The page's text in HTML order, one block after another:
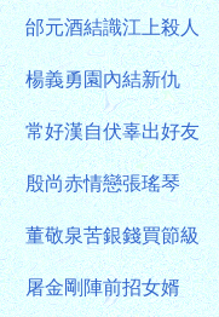
邰元酒結識江上殺人
楊義勇園內結新仇
常好漢自伏辜出好友
殷尚赤情戀張瑤琴
董敬泉苦銀錢買節級
屠金剛陣前招女婿